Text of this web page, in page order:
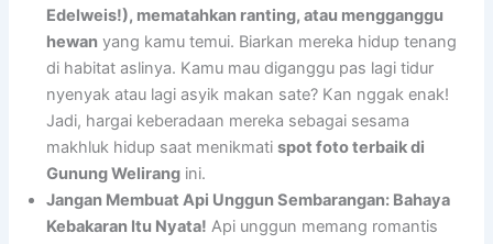
Edelweis!), mematahkan ranting, atau mengganggu
hewan yang kamu temui. Biarkan mereka hidup tenang
di habitat aslinya. Kamu mau diganggu pas lagi tidur
nyenyak atau lagi asyik makan sate? Kan nggak enak!
Jadi, hargai keberadaan mereka sebagai sesama
makhluk hidup saat menikmatispot foto terbaik di
Gunung Welirang ini.
Jangan Membuat Api Unggun Sembarangan: Bahaya
Kebakaran Itu Nyata! Api unggun memang romantis